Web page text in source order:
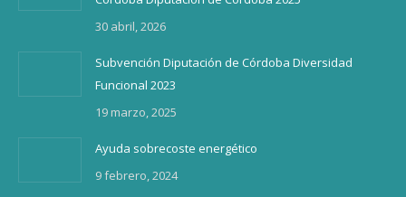
30 abril, 2026
Subvención Diputación de Córdoba Diversidad
Funcional 2023
19 marzo, 2025
Ayuda sobrecoste energético
9 febrero, 2024